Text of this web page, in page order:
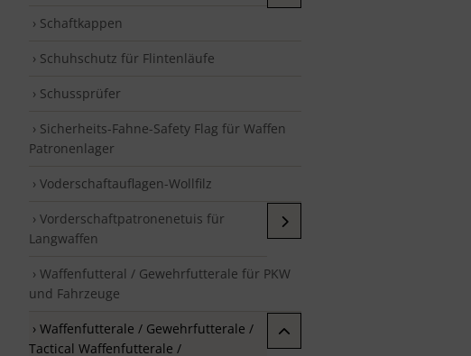
› Schaftkappen
› Schuhschutz für Flintenläufe
› Schussprüfer
› Sicherheits-Fahne-Safety Flag für Waffen
Patronenlager
› Voderschaftauflagen-Wollfilz
› Vorderschaftpatronenetuis für
Langwaffen
› Waffenfutteral / Gewehrfutterale für PKW
und Fahrzeuge
› Waffenfutterale / Gewehrfutterale /
Tactical Waffenfutterale /